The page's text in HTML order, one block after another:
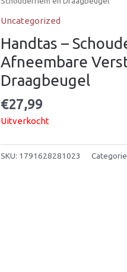
Uncategorized
Handtas –
Afneembare
Draagbeugel
€27,99
Uitverkocht
SKU: 1791628281023